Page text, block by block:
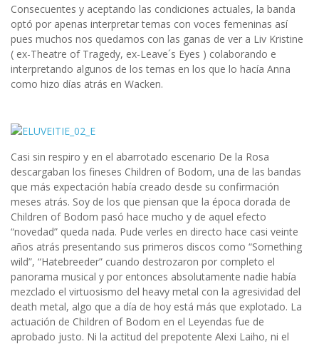
Consecuentes y aceptando las condiciones actuales, la banda
optó por apenas interpretar temas con voces femeninas así
pues muchos nos quedamos con las ganas de ver a Liv Kristine
( ex-Theatre of Tragedy, ex-Leave´s Eyes ) colaborando e
interpretando algunos de los temas en los que lo hacía Anna
como hizo días atrás en Wacken.
Casi sin respiro y en el abarrotado escenario De la Rosa
descargaban los fineses Children of Bodom, una de las bandas
que más expectación había creado desde su confirmación
meses atrás. Soy de los que piensan que la época dorada de
Children of Bodom pasó hace mucho y de aquel efecto
“novedad” queda nada. Pude verles en directo hace casi veinte
años atrás presentando sus primeros discos como “Something
wild”, “Hatebreeder” cuando destrozaron por completo el
panorama musical y por entonces absolutamente nadie había
mezclado el virtuosismo del heavy metal con la agresividad del
death metal, algo que a día de hoy está más que explotado. La
actuación de Children of Bodom en el Leyendas fue de
aprobado justo. Ni la actitud del prepotente Alexi Laiho, ni el